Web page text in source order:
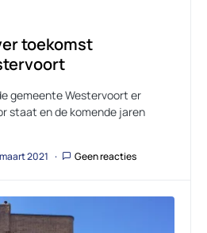
toekomst
gemeente Westervoort er
staat en de komende jaren
2021 Geen reacties